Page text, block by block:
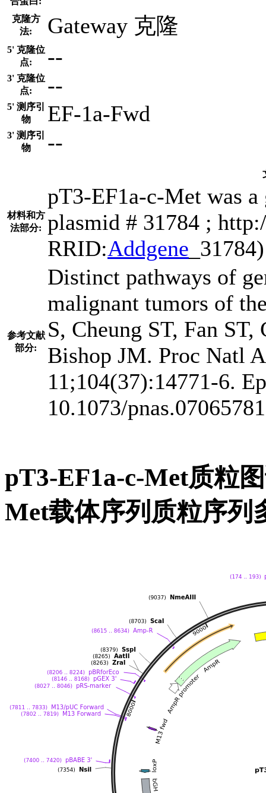
克隆方
法:
Gateway 克隆
5' 克隆位
点:
--
3' 克隆位
点:
--
5' 测序引
物
EF-1a-Fwd
3' 测序引
物
--
材料和方
法部分:
pT3-EF1a-c-Met was
plasmid # 31784 ;
RRID:Addgene _31784)
参考文献
部分:
Distinct pathways of
malignant tumors of
S, Cheung ST, Fan
Bishop JM. Proc Natl
11;104(37):14771-6.
10.1073/
pT3-EF1a-c-Met质粒
Met载体序列质粒序列